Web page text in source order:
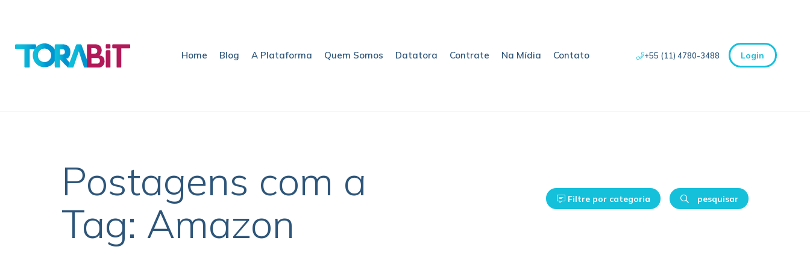
Home Blog A Plataforma Quem Somos Datatora Contrate Na Mídia Contato +55 (11) 4780-3488 Login
Postagens com a
Tag: Amazon
Filtre por categoria pesquisar